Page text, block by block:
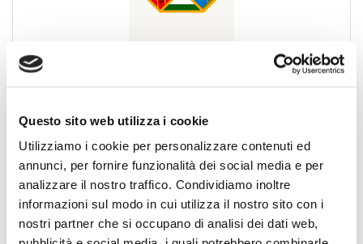
Questo sito web utilizza i cookie
Utilizziamo i cookie per personalizzare contenuti ed
annunci, per fornire funzionalità dei social media e per
analizzare il nostro traffico. Condividiamo inoltre
informazioni sul modo in cui utilizza il nostro sito con i
nostri partner che si occupano di analisi dei dati web,
PRESIDENTE REGIONALE
01038, SORIANO NEL CIMINO (Viterbo)
Fax:
Email:
info@lazio.fiaip.it
Orario